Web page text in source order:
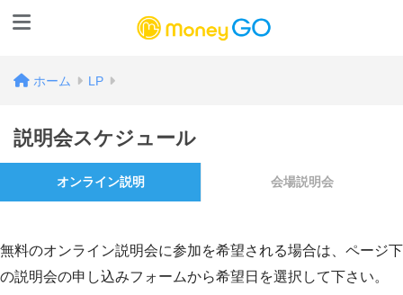
ホーム LP
説明会スケジュール
オンライン説明 会場説明会
無料のオンライン説明会に参加を希望される場合は、ページ下
の説明会の申し込みフォームから希望日を選択して下さい。